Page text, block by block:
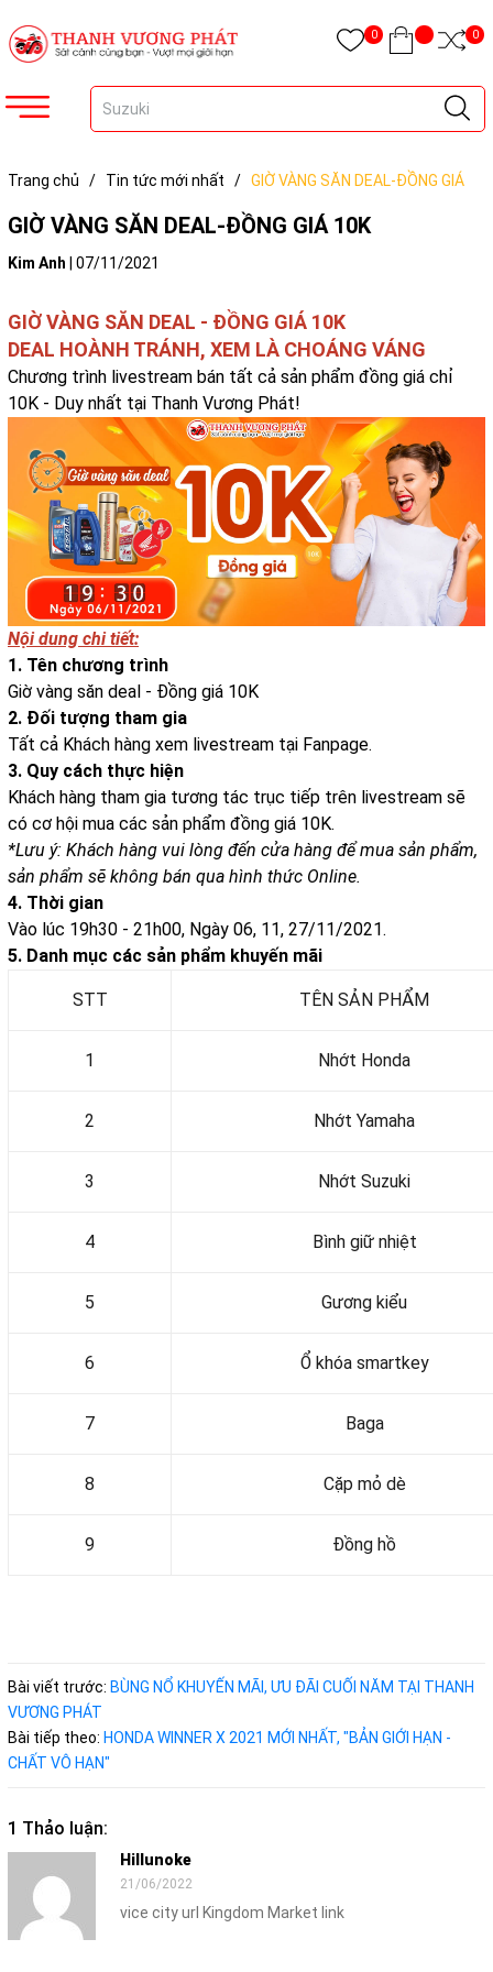
0 0
Trang chủ / Tin tức mới nhất / GIỜ VÀNG SĂN DEAL-ĐỒNG GIÁ
GIỜ VÀNG SĂN DEAL-ĐỒNG GIÁ 10K
Kim Anh 07/11/2021
GIỜ VÀNG SĂN DEAL - ĐỒNG GIÁ 10K
DEAL HOÀNH TRÁNH, XEM LÀ CHOÁNG VÁNG
Chương trình livestream bán tất cả sản phẩm đồng giá chỉ
10K - Duy nhất tại Thanh Vương Phát!
Nội dung chi tiết:
1. Tên chương trình
Giờ vàng săn deal - Đồng giá 10K
2. Đối tượng tham gia
Tất cả Khách hàng xem livestream tại Fanpage.
3. Quy cách thực hiện
Khách hàng tham gia tương tác trục tiếp trên livestream sẽ
có cơ hội mua các sản phẩm đồng giá 10K.
*Lưu ý: Khách hàng vui lòng đến cửa hàng để mua sản phẩm,
sản phẩm sẽ không bán qua hình thức Online.
4. Thời gian
Vào lúc 19h30 - 21h00, Ngày 06, 11, 27/11/2021.
5. Danh mục các sản phẩm khuyến mãi
STT TÊN SẢN PHẨM
1 Nhớt Honda
2 Nhớt Yamaha
3 Nhớt Suzuki
4 Bình giữ nhiệt
5 Gương kiểu
6 Ổ khóa smartkey
7 Baga
8 Cặp mỏ dè
9 Đồng hồ
Bài viết trước: BÙNG NỔ KHUYẾN MÃI, ƯU ĐÃI CUỐI NĂM TẠI THANH
VƯƠNG PHÁT
Bài tiếp theo: HONDA WINNER X 2021 MỚI NHẤT, "BẢN GIỚI HẠN -
CHẤT VÔ HẠN"
1 Thảo luận:
Hillunoke
21/06/2022
vice city url Kingdom Market link